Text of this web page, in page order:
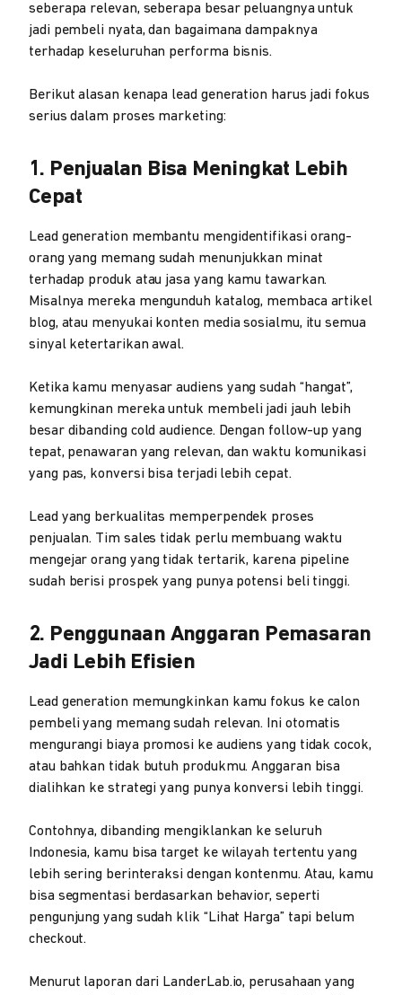
seberapa relevan, seberapa besar peluangnya untuk
jadi pembeli nyata, dan bagaimana dampaknya
terhadap keseluruhan performa bisnis.
Berikut alasan kenapa lead generation harus jadi fokus
serius dalam proses marketing:
1. Penjualan Bisa Meningkat Lebih
Cepat
Lead generation membantu mengidentifikasi orang-
orang yang memang sudah menunjukkan minat
terhadap produk atau jasa yang kamu tawarkan.
Misalnya mereka mengunduh katalog, membaca artikel
blog, atau menyukai konten media sosialmu, itu semua
sinyal ketertarikan awal.
Ketika kamu menyasar audiens yang sudah “hangat”,
kemungkinan mereka untuk membeli jadi jauh lebih
besar dibanding cold audience. Dengan follow-up yang
tepat, penawaran yang relevan, dan waktu komunikasi
yang pas, konversi bisa terjadi lebih cepat.
Lead yang berkualitas memperpendek proses
penjualan. Tim sales tidak perlu membuang waktu
mengejar orang yang tidak tertarik, karena pipeline
sudah berisi prospek yang punya potensi beli tinggi.
2. Penggunaan Anggaran Pemasaran
Jadi Lebih Efisien
Lead generation memungkinkan kamu fokus ke calon
pembeli yang memang sudah relevan. Ini otomatis
mengurangi biaya promosi ke audiens yang tidak cocok,
atau bahkan tidak butuh produkmu. Anggaran bisa
dialihkan ke strategi yang punya konversi lebih tinggi.
Contohnya, dibanding mengiklankan ke seluruh
Indonesia, kamu bisa target ke wilayah tertentu yang
lebih sering berinteraksi dengan kontenmu. Atau, kamu
bisa segmentasi berdasarkan behavior, seperti
pengunjung yang sudah klik “Lihat Harga” tapi belum
checkout.
Menurut laporan dari LanderLab.io, perusahaan yang